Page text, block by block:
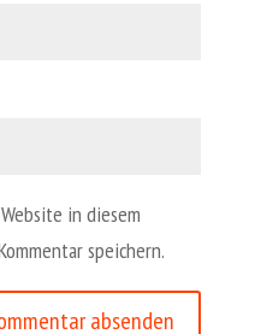
in diesem
speichern.